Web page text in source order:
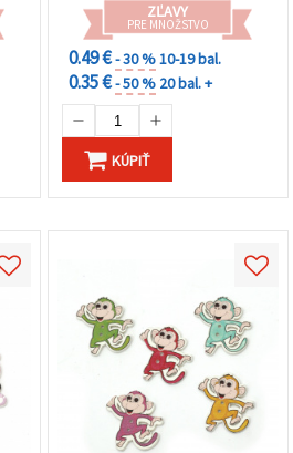
ZĽAVY
PRE MNOŽSTVO
0.49 €- 30 %10-19 bal.
0.35 €- 50 % 20 bal. +
KÚPIŤ